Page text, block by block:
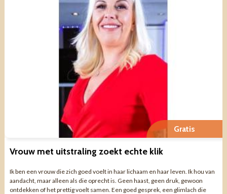
Gratis
Vrouw met uitstraling zoekt echte klik
Ik ben een vrouw die zich goed voelt in haar lichaam en haar leven. Ik hou van
aandacht, maar alleen als die oprecht is. Geen haast, geen druk, gewoon
ontdekken of het prettig voelt samen. Een goed gesprek, een glimlach die